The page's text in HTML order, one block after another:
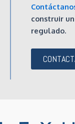
construir
regulado.